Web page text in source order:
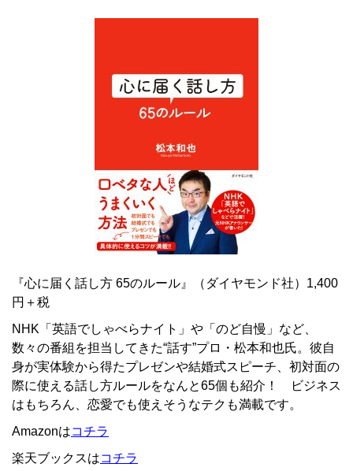
『心に届く話し方 65のルール』（ダイヤモンド社）1,400
円＋税
NHK「英語でしゃべらナイト」や「のど自慢」など、
数々の番組を担当してきた“話す”プロ・松本和也氏。彼自
身が実体験から得たプレゼンや結婚式スピーチ、初対面の
際に使える話し方ルールをなんと65個も紹介！ ビジネス
はもちろん、恋愛でも使えそうなテクも満載です。
Amazonはコチラ
楽天ブックスはコチラ